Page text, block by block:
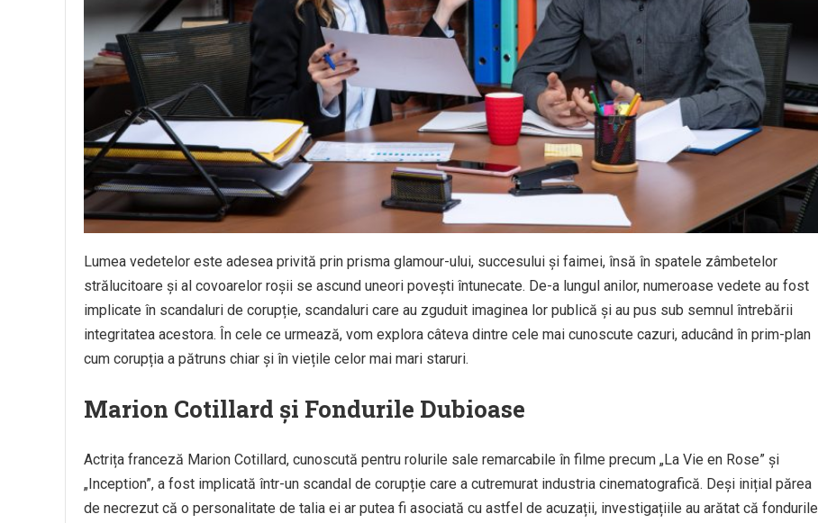
Lumea vedetelor este adesea privită prin prisma glamour-ului, succesului și faimei, însă în spatele zâmbetelor
strălucitoare și al covoarelor roșii se ascund uneori povești întunecate. De-a lungul anilor, numeroase vedete au fost
implicate în scandaluri de corupție, scandaluri care au zguduit imaginea lor publică și au pus sub semnul întrebării
integritatea acestora. În cele ce urmează, vom explora câteva dintre cele mai cunoscute cazuri, aducând în prim-plan
cum corupția a pătruns chiar și în viețile celor mai mari staruri.
Marion Cotillard și Fondurile Dubioase
Actrița franceză Marion Cotillard, cunoscută pentru rolurile sale remarcabile în filme precum „La Vie en Rose” și
„Inception”, a fost implicată într-un scandal de corupție care a cutremurat industria cinematografică. Deși inițial părea
de necrezut că o personalitate de talia ei ar putea fi asociată cu astfel de acuzații, investigațiile au arătat că fondurile